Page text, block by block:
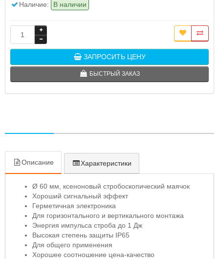
Наличие: В наличии
ЗАПРОСИТЬ ЦЕНУ
БЫСТРЫЙ ЗАКАЗ
Описание Характеристики
Ø 60 мм, ксеноновый стробоскопический маячок
Хороший сигнальный эффект
Герметичная электроника
Для горизонтального и вертикального монтажа
Энергия импульса строба до 1 Дж
Высокая степень защиты IP65
Для общего применения
Хорошее соотношение цена-качество